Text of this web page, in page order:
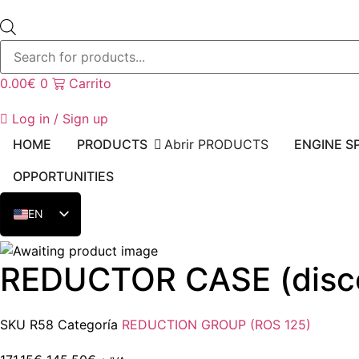
de
productos
0.00€ 0 Carrito
Log in / Sign up
HOME
PRODUCTS Abrir PRODUCTS ENGINE
OPPORTUNITIES
EN
ES
REDUCTOR CASE
SKU R58 Categoría REDUCTION GROUP (ROS 125)